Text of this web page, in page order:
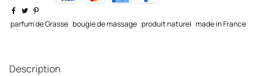
parfum de Grasse bougie de massage produit naturel made in France
Description